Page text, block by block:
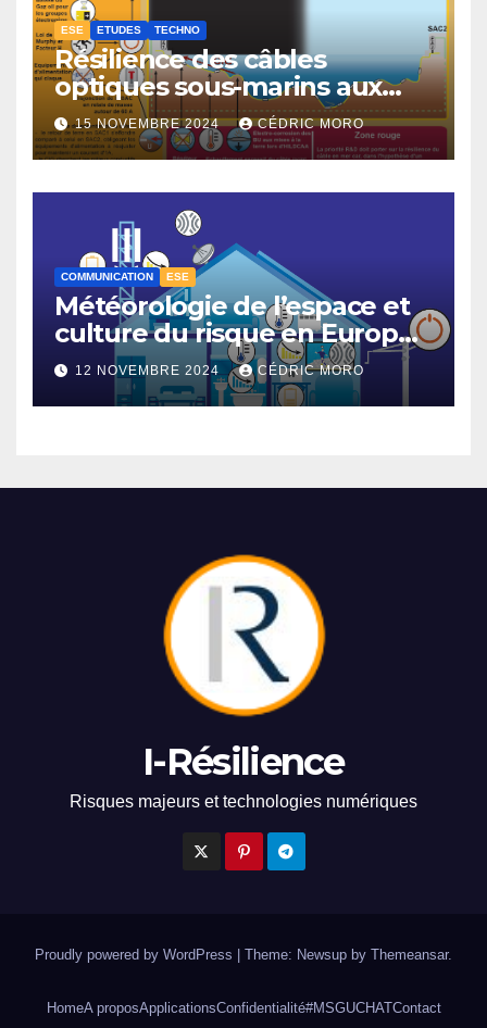
ESE ETUDES TECHNO
Résilience des câbles
optiques sous-marins aux
tempêtes géomagnétiques
majeures 3-3
15 NOVEMBRE 2024 CÉDRIC MORO
COMMUNICATION ESE
Météorologie de l’espace et
culture du risque en Europe –
3-112 NOVEMBRE 2024 CÉDRIC MORO
I-Résilience
Risques majeurs et technologies numériques
Proudly powered by WordPress Theme: Newsup by Themeansar.
HomeA proposApplicationsConfidentialité#MSGUCHATContact